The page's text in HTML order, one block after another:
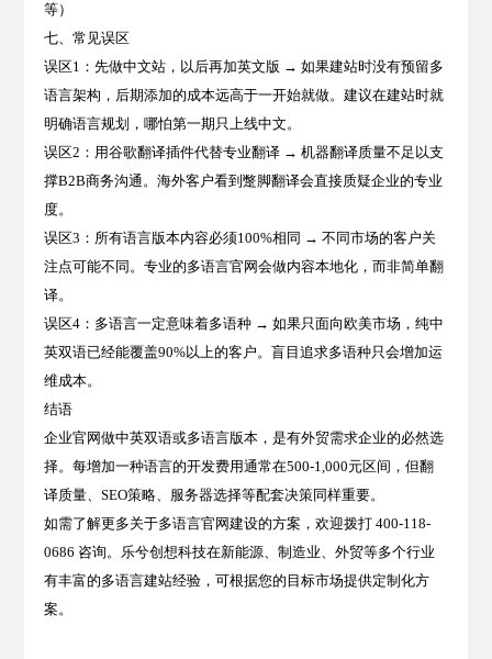
等）
七、常见误区
误区1：先做中文站，以后再加英文版 → 如果建站时没有预留多
语言架构，后期添加的成本远高于一开始就做。建议在建站时就
明确语言规划，哪怕第一期只上线中文。
误区2：用谷歌翻译插件代替专业翻译 → 机器翻译质量不足以支
撑B2B商务沟通。海外客户看到蹩脚翻译会直接质疑企业的专业
度。
误区3：所有语言版本内容必须100%相同 → 不同市场的客户关
注点可能不同。专业的多语言官网会做内容本地化，而非简单翻
译。
误区4：多语言一定意味着多语种 → 如果只面向欧美市场，纯中
英双语已经能覆盖90%以上的客户。盲目追求多语种只会增加运
维成本。
结语
企业官网做中英双语或多语言版本，是有外贸需求企业的必然选
择。每增加一种语言的开发费用通常在500-1,000元区间，但翻
译质量、SEO策略、服务器选择等配套决策同样重要。
如需了解更多关于多语言官网建设的方案，欢迎拨打 400-118-
0686 咨询。乐兮创想科技在新能源、制造业、外贸等多个行业
有丰富的多语言建站经验，可根据您的目标市场提供定制化方
案。